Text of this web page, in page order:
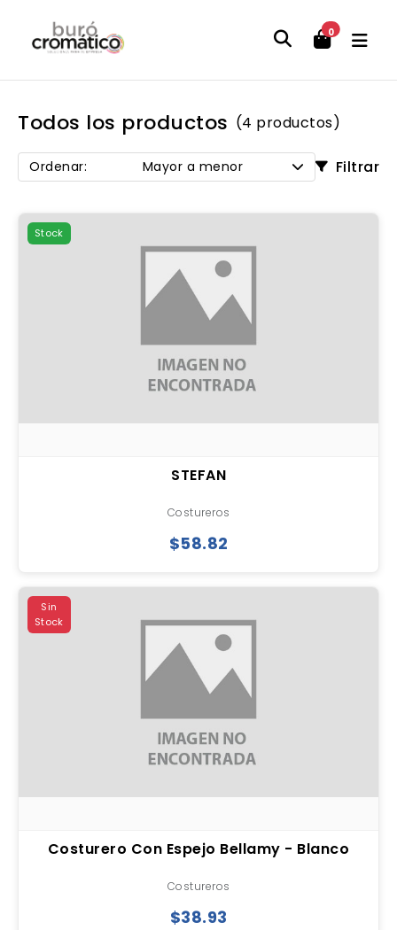
0
Todos los productos (4 productos)
Ordenar: Mayor a menor Filtrar
Stock
STEFAN
Costureros
$58.82
Sin
Stock
Costurero Con Espejo Bellamy - Blanco
Costureros
$38.93